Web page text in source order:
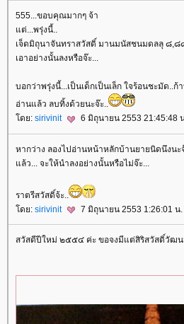
555...ขอบคุณมากๆ จ้า
ต่...พรุ่งนี้..
เจ็ดมิถุนาจันทราสวัสดิ์ มานมนัสชนมดลลุ ๘,๘
เอาอย่างนั้นลงหรือจ๊ะ...
บอกว่าพรุ่งนี้...เป็นเด็กเป็นเล็ก ใจร้อนชะมัด..ก้
อ่านแล้ว ลบทิ้งด้วยนะจ๊ะ..
ดย: sirivinit 6 มิถุนายน 2553 21:45:48
หากว่าง ลองไปอ่านหน้าหลักบ้านยายนิดนึงนะ
ล้ว... จะให้นำลงอย่างนั้นหรือไม่จ๊ะ...
ราตรีสวัสดิ์จ้ะ..
ดย: sirivinit 7 มิถุนายน 2553 1:26:01 น.
สวัสดีปีใหม่ ๒๕๕๔ ค่ะ ขอจงมีแต่สิริสวัสดิ์วัฒน